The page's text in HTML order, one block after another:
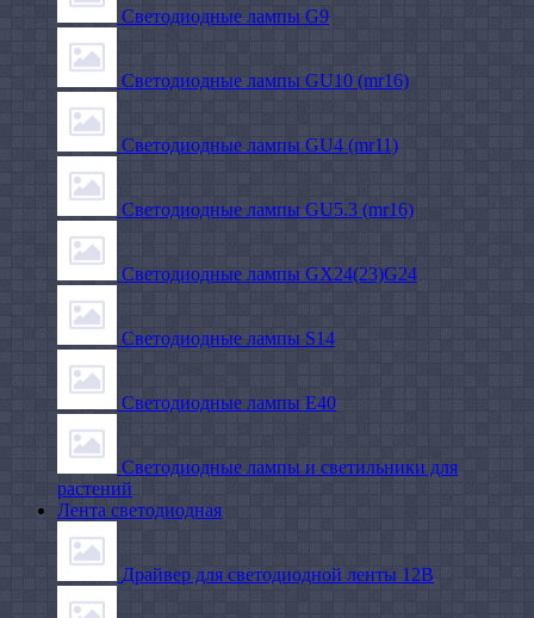
Светодиодные лампы G9
Светодиодные лампы GU10 (mr16)
Светодиодные лампы GU4 (mr11)
Светодиодные лампы GU5.3 (mr16)
Светодиодные лампы GX24(23)G24
Светодиодные лампы S14
Светодиодные лампы Е40
Светодиодные лампы и светильники для
растений
Лента светодиодная
Драйвер для светодиодной ленты 12В